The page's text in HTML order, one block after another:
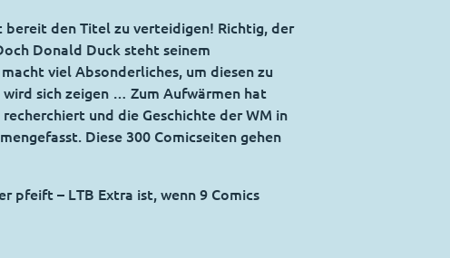
bereit den Titel zu verteidigen! Richtig, der
Donald Duck steht seinem
viel Absonderliches, um diesen zu
sich zeigen … Zum Aufwärmen hat
und die Geschichte der WM in
Diese 300 Comicseiten gehen
pfeift – LTB Extra ist, wenn 9 Comics